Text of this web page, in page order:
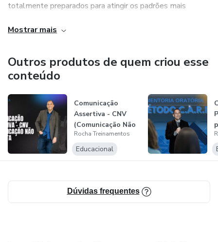
totalmente preparados para atingir os padrões mais
continuamente para desenvolver o potencial
comunicacional das pessoas. Acreditamos que assim
ajudaremos a construir carreiras sólidas e uma sociedade
cada vez mais justa.
Mostrar mais
Outros produtos de quem criou esse
conteúdo
Comunicação
Assertiva - CNV
(Comunicação Não
Violenta)
Rocha Treinamentos
Educacional
Dúvidas frequentes